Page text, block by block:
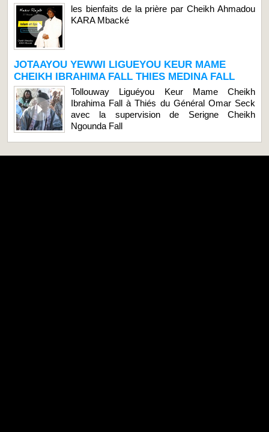
les bienfaits de la prière par Cheikh Ahmadou
KARA Mbacké
JOTAAYOU YEWWI LIGUEYOU KEUR MAME
CHEIKH IBRAHIMA FALL THIES MEDINA FALL
Tollouway Liguéyou Keur Mame Cheikh
Ibrahima Fall à Thiés du Général Omar Seck
avec la supervision de Serigne Cheikh
Ngounda Fall